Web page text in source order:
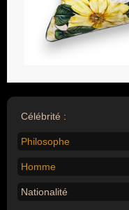
Célébrité :
Philosophe
Homme
Nationalité